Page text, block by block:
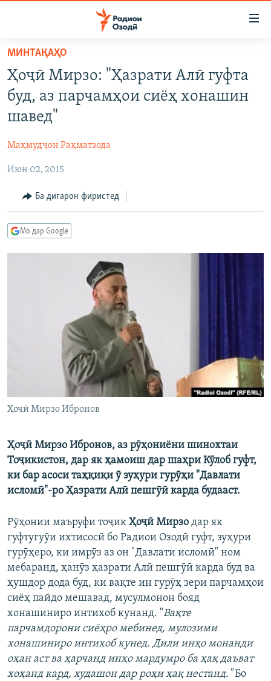
Ҷаҳиш
мояи
аслӣ
Ҷаҳиш
ба
феҳристи
Ҷаҳиш
ҷустор
ИҚТИСОД
ҚАЗИЯИ "КРОКУС"
ОСИЁИ МАРКАЗӢ
ФАРҲАНГ
ВАРЗИШ
ГАПИ ОЗОД
РӮЗГОРИ МУҲОҶИР
ТАҲҚИҚОТ
ҶАНГ ДАР УКРАИНА
НАЗАРИ МАРДУМ
ОЗОДӢ ОНЛАЙН
ВИДЕО
ГУЗОРИШҲОИ РАДИОӢ
РӮЙХАТҲО
КИТОБҲОИ ОЗОДӢ
ПАЙГИРӢ КУНЕД
Ҳамаи сомонаҳои RFE/RL
МИНТАҚАҲО
Ҳоҷӣ Мирзо: "Ҳазрати Алӣ гуфта
буд, аз парчамҳои сиёҳ хонашин
шавед"
Маҳмудҷон Раҳматзода
Июн 02, 2015
Ба дигарон фиристед
Мо дар Google
Ҳоҷӣ Мирзо Ибронов
Ҳоҷӣ Мирзо Ибронов, аз рӯҳониёни шинохтаи
Тоҷикистон, дар як ҳамоиш дар шаҳри Кӯлоб гуфт,
ки бар асоси таҳқиқи ӯ зуҳури гурӯҳи "Давлати
исломӣ"-ро Ҳазрати Алӣ пешгӯӣ карда будааст.
Рӯҳонии маъруфи тоҷик Ҳоҷӣ Мирзо дар як
гуфтугуӯи ихтисосӣ бо Радиои Озодӣ гуфт, зуҳури
гурӯҳеро, ки имрӯз аз он "Давлати исломӣ" ном
мебаранд, ҳанӯз ҳазрати Алӣ пешгӯӣ карда буд ва
ҳушдор дода буд, ки вақте ин гурӯҳ зери парчамҳои
сиёҳ пайдо мешавад, мусулмонон бояд
хонашиниро интихоб кунанд. "Вақте
парчамдорони сиёҳро мебинед, мулозими
хонашиниро интихоб кунед. Дили инҳо монанди
оҳан аст ва ҳарчанд инҳо мардумро ба ҳақ даъват
хоҳанд кард, худашон дар роҳи ҳақ нестанд."Бо